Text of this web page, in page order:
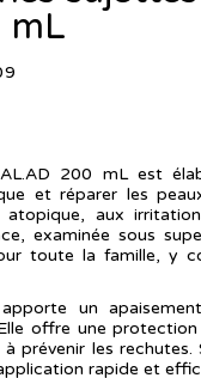
mL
200 mL est
et réparer les
aux
examinée sous
toute la famille, y
un
offre une
prévenir les rechutes.
rapide et